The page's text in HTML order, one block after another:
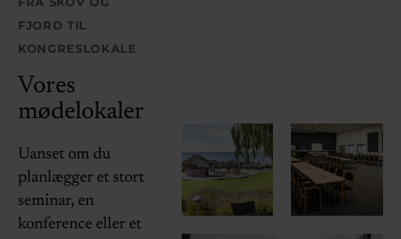
FJORD TIL
KONGRESLOKALE
Vores
mødelokaler
Uanset om du
planlægger et stort
seminar, en
konference eller et